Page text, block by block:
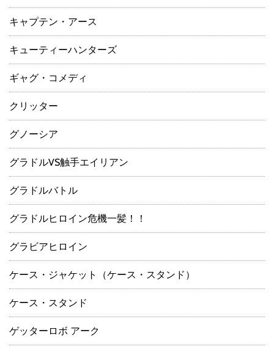
キャプテン・アース
キューティーハンターズ
ギャグ・コメディ
クリッター
グノーシア
グラドルVS触手エイリアン
グラドルバトル
グラドルヒロイン危機一髪！！
グラビアヒロイン
ケース・ジャケット（ケース・スタンド）
ケース・スタンド
ゲッターロボ アーク